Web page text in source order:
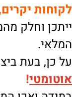
לקוחות
ייתכן וחלק
המלאי.
על כן, בעת
אוטומטי!